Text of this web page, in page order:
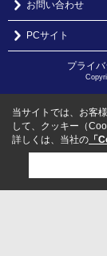
お問い合わせ
PCサイト
プライ
当サイトでは、お客
して、クッキー（
詳しくは、当社の 「